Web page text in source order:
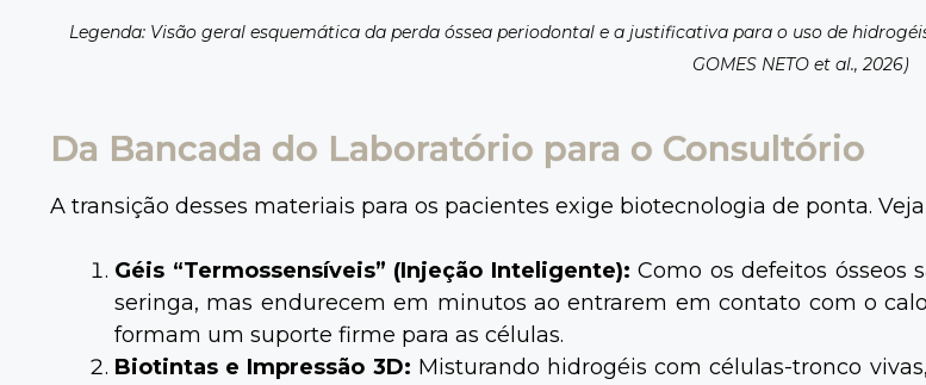
Legenda: Visão geral esquemática da perda óssea periodontal e a justificativa para o uso de
GOMES NETO et al., 2026)
Da Bancada do Laboratório para o Consultório
A transição desses materiais para os pacientes exige biotecnologia de ponta.
Géis “Termossensíveis” (Injeção Inteligente): Como os defeitos ósseos
seringa, mas endurecem em minutos ao entrarem em contato com o
formam um suporte firme para as células.
Biotintas e Impressão 3D: Misturando hidrogéis com células-tronco